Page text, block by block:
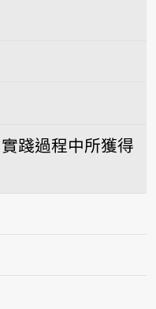
踐過程中所獲得